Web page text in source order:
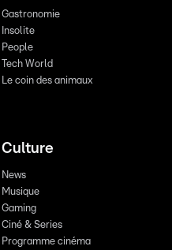
Gastronomie
Insolite
People
Tech World
Le coin des animaux
Culture
News
Musique
Gaming
Ciné & Series
Programme cinéma